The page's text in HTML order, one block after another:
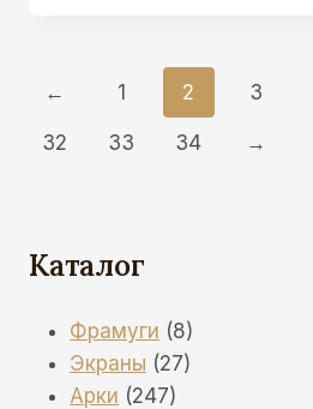
← 1 2 3
32 33 34 →
Каталог
Фрамуги 88
товаров
Экраны 2727
Арки 247247